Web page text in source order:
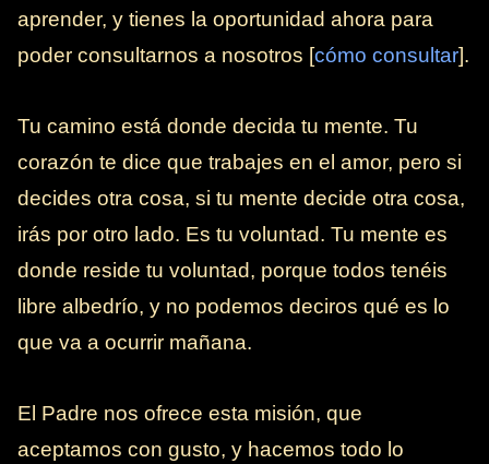
aprender, y tienes la oportunidad ahora para
poder consultarnos a nosotros [cómo consultar].
Tu camino está donde decida tu mente. Tu
corazón te dice que trabajes en el amor, pero si
decides otra cosa, si tu mente decide otra cosa,
irás por otro lado. Es tu voluntad. Tu mente es
donde reside tu voluntad, porque todos tenéis
libre albedrío, y no podemos deciros qué es lo
que va a ocurrir mañana.
El Padre nos ofrece esta misión, que
aceptamos con gusto, y hacemos todo lo